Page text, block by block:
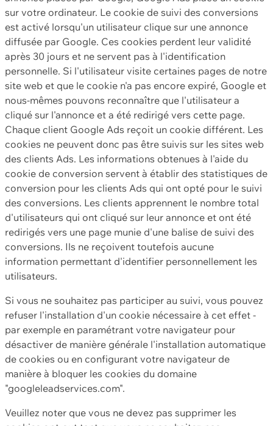
sur votre ordinateur. Le cookie de suivi des conversions
est activé lorsqu'un utilisateur clique sur une annonce
diffusée par Google. Ces cookies perdent leur validité
après 30 jours et ne servent pas à l'identification
personnelle. Si l'utilisateur visite certaines pages de notre
site web et que le cookie n'a pas encore expiré, Google et
nous-mêmes pouvons reconnaître que l'utilisateur a
cliqué sur l'annonce et a été redirigé vers cette page.
Chaque client Google Ads reçoit un cookie différent. Les
cookies ne peuvent donc pas être suivis sur les sites web
des clients Ads. Les informations obtenues à l'aide du
cookie de conversion servent à établir des statistiques de
conversion pour les clients Ads qui ont opté pour le suivi
des conversions. Les clients apprennent le nombre total
d'utilisateurs qui ont cliqué sur leur annonce et ont été
redirigés vers une page munie d'une balise de suivi des
conversions. Ils ne reçoivent toutefois aucune
information permettant d'identifier personnellement les
utilisateurs.
Si vous ne souhaitez pas participer au suivi, vous pouvez
refuser l'installation d'un cookie nécessaire à cet effet -
par exemple en paramétrant votre navigateur pour
désactiver de manière générale l'installation automatique
de cookies ou en configurant votre navigateur de
manière à bloquer les cookies du domaine
"googleleadservices.com".
Veuillez noter que vous ne devez pas supprimer les